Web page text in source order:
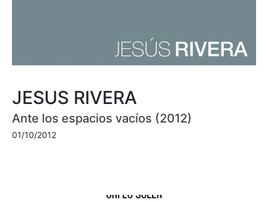
JESUS RIVERA
Ante los espacios vacíos (2012)
01/10/2012